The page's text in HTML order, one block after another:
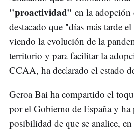
"proactividad" en la adopción
destacado que "días más tarde
viendo la evolución de la
territorio y para facilitar la
CCAA, ha declarado el estado
Geroa Bai ha compartido el
por el Gobierno de España y ha
posibilidad de que se analice,